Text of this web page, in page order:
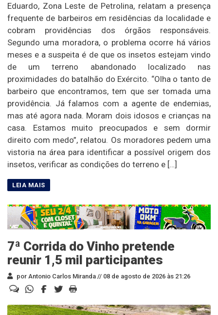
Eduardo, Zona Leste de Petrolina, relatam a presença
frequente de barbeiros em residências da localidade e
cobram providências dos órgãos responsáveis.
Segundo uma moradora, o problema ocorre há vários
meses e a suspeita é de que os insetos estejam vindo
de um terreno abandonado localizado nas
proximidades do batalhão do Exército. “Olha o tanto de
barbeiro que encontramos, tem que ser tomada uma
providência. Já falamos com a agente de endemias,
mas até agora nada. Moram dois idosos e crianças na
casa. Estamos muito preocupados e sem dormir
direito com medo”, relatou. Os moradores pedem uma
vistoria na área para identificar a possível origem dos
insetos, verificar as condições do terreno e […]
7ª Corrida do Vinho pretende
reunir 1,5 mil participantes
por Antonio Carlos Miranda // 08 de agosto de 2026 às 21:26